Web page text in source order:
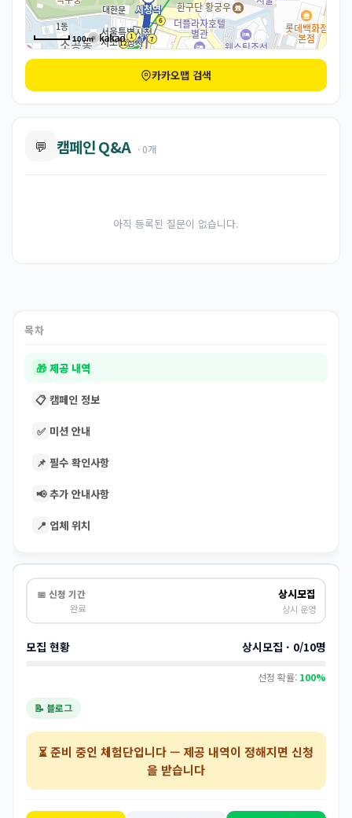
100m
카카오맵 검색
💬 캠페인 Q&A · 0개
아직 등록된 질문이 없습니다.
목차
🎁 제공 내역
📋 캠페인 정보
✅ 미션 안내
📌 필수 확인사항
📢 추가 안내사항
📍 업체 위치
📅 신청 기간
완료
상시모집
상시 운영
모집 현황 상시모집 · 0/10명
선정 확률: 100%
📝 블로그
⏳준비 중인 체험단입니다 — 제공 내역이 정해지면 신청
을 받습니다